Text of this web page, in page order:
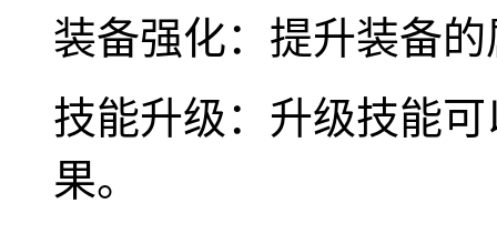
装备强化：提升装备
技能升级：升级技能
果。